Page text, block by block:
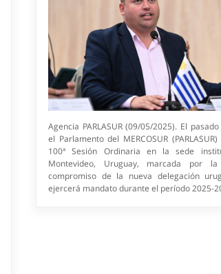
Agencia PARLASUR (09/05/2025). El
el Parlamento del MERCOSUR
100ª Sesión Ordinaria en la sede
Montevideo, Uruguay, marcada por
compromiso de la nueva delegación
ejercerá mandato durante el período 2025-